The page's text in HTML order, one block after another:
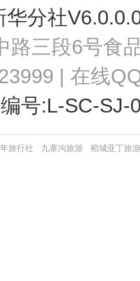
华分社
路三段6号食
| 在线
编号:L-SC-SJ-
旅行社 九寨沟旅游 稻城亚丁旅游